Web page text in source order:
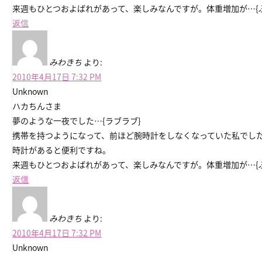
来週もひとつおよばれがあって、楽しみなんですが。体重増加が…{
返信
みわきち より:
2010年4月17日 7:32 PM
Unknown
ハカちんさま
夢のような一夜でした…{ラブラブ}
携帯を持つようになって、前ほど腕時計をしなくなっていた私でし
時計があると便利ですね。
来週もひとつおよばれがあって、楽しみなんですが。体重増加が…{
返信
みわきち より:
2010年4月17日 7:32 PM
Unknown